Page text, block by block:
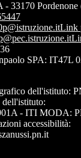
33170 Pordenone
Link
SPA: IT47L
dell'istituto:
dell'istituto:
- ITI MODA:
accessibilità: